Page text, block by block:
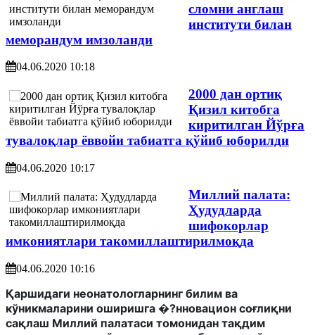
сломни англаш
институти билан
меморандум имзоланди
04.06.2020 10:18
2000 дан ортиқ
Қизил китобга
киритилган Йўрға
тувалоқлар ёввойи табиатга қўйиб юборилди
04.06.2020 10:17
Миллий палата:
Ҳудудларда
шифокорлар
имкониятлари такомиллаштирилмоқда
04.06.2020 10:16
Қаршидаги неонатологларнинг билим ва
кўникмаларини оширишга �?нновацион соғлиқни
сақлаш Миллий палатаси томонидан тақдим